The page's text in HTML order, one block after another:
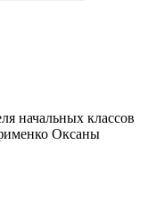
начальных классов
Оксаны